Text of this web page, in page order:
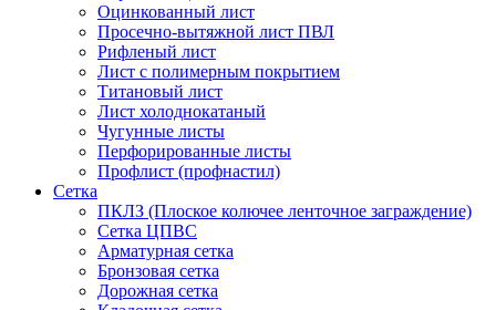
Оцинкованный лист
Просечно-вытяжной лист ПВЛ
Рифленый лист
Лист с полимерным покрытием
Титановый лист
Лист холоднокатаный
Чугунные листы
Перфорированные листы
Профлист (профнастил)
Сетка
ПКЛЗ (Плоское колючее ленточное заграждение)
Сетка ЦПВС
Арматурная сетка
Бронзовая сетка
Дорожная сетка